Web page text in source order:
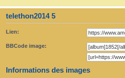
telethon2014 5
Lien:
BBCode image:
Informations des images